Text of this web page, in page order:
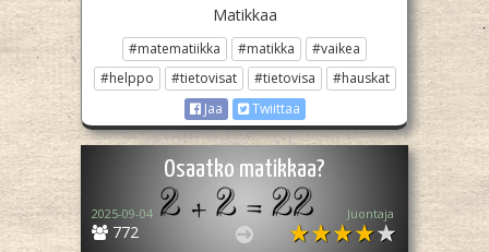
Matikkaa
#matematiikka #matikka
#vaikea
#helppo
#tietovisat #tietovisa
#hauskat
Jaa
Twiittaa
Osaatko matikkaa?
772
2025-09-04 Juontaja